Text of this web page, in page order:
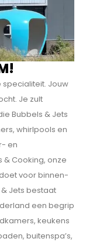
specialiteit. Jouw
Je zult
Bubbels & Jets
whirlpools en
en
& Cooking, onze
voor binnen-
Jets bestaat
een begrip
keukens
buitenspa’s,